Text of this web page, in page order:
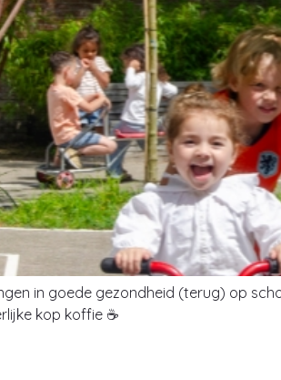
in goede gezondheid (terug) op
kop koffie ☕